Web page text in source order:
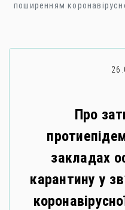
поширенням
Про
закладах
карантину у